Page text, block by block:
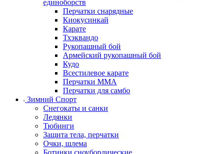
единоборств
Перчатки снарядные
Киокусинкай
Карате
Тхэквандо
Рукопашный бой
Армейский рукопашный бой
Кудо
Всестилевое карате
Перчатки MMA
Перчатки для самбо
Зимний Спорт
Снегокаты и санки
Ледянки
Тюбинги
Защита тела, перчатки
Очки, шлема
Ботинки сноубордические